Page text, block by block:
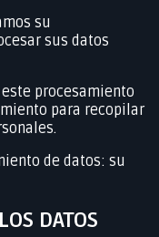
su
sus datos
procesamiento
para recopilar
de datos: su
DATOS